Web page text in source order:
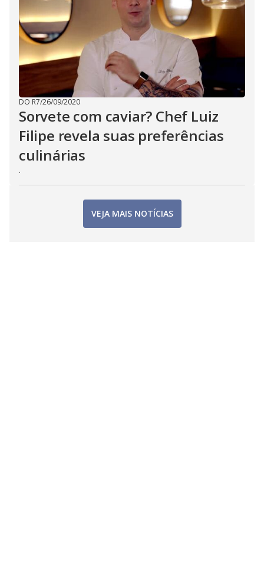
DO R7/26/09/2020
Sorvete com caviar? Chef Luiz
Filipe revela suas preferências
culinárias
.
VEJA MAIS NOTÍCIAS